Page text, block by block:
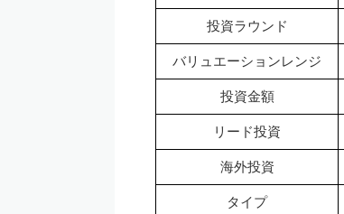
投資ラウンド
バリュエーションレンジ
投資金額
リード投資
海外投資
タイプ